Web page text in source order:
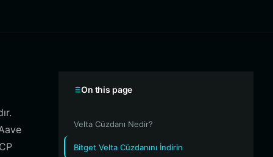
On this page
Velta Cüzdanı Nedir?
Bitget Velta Cüzdanını İndirin